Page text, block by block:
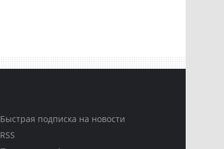
Быстрая подписка на новости
RSS